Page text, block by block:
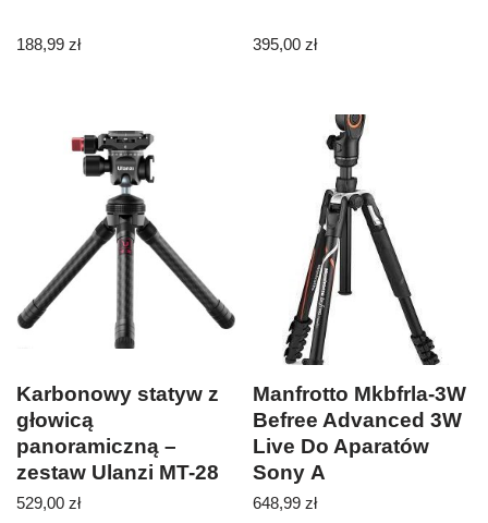
188,99 zł 395,00zł
Karbonowy statyw z
głowicą
panoramiczną –
zestaw Ulanzi MT-28
+ U-120
529,00 zł
Manfrotto Mkbfrla-3W
Befree Advanced 3W
Live Do Aparatów
Sony Α
648,99zł